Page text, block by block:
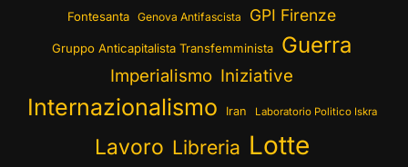
Fontesanta Genova Antifascista GPI Firenze
Gruppo Anticapitalista Transfemminista Guerra
Imperialismo Iniziative
Internazionalismo Iran Laboratorio Politico Iskra
Lavoro Libreria Lotte